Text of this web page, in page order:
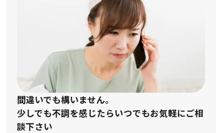
間違いでも構いません。
少しでも不調を感じたらいつでもお気軽にご相
談下さい